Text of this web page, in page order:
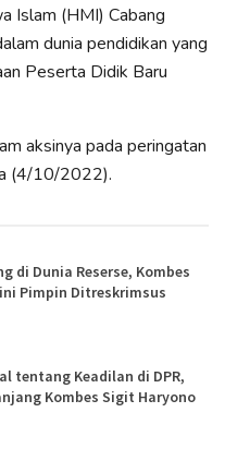
Islam (HMI) Cabang
dunia pendidikan yang
Peserta Didik Baru
aksinya pada peringatan
(4/10/2022).
di Dunia Reserse, Kombes
Pimpin Ditreskrimsus
tentang Keadilan di DPR,
Kombes Sigit Haryono